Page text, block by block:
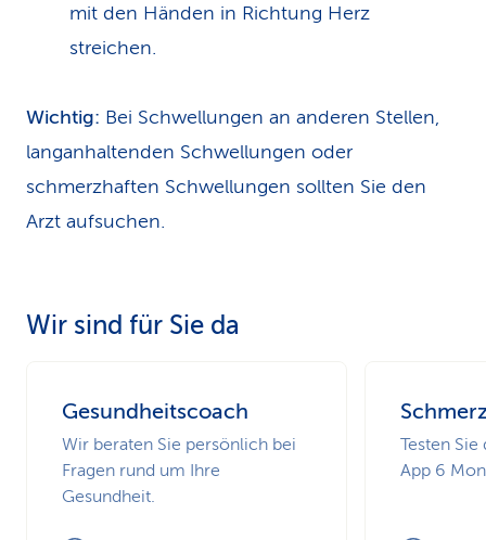
mit den Händen in Richtung Herz
streichen.
Wichtig: Bei Schwellungen an anderen Stellen,
langanhaltenden Schwellungen oder
schmerzhaften Schwellungen sollten Sie den
Arzt aufsuchen.
Wir sind für Sie da
Gesundheitscoach
Wir beraten Sie persönlich bei
Fragen rund um Ihre
Gesundheit.
Testen
App 6